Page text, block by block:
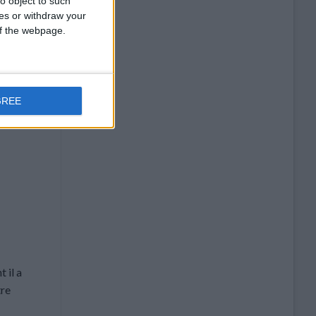
or withdraw your
webpage.
il a